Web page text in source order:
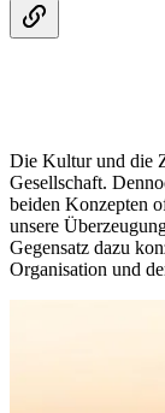
Die Kultur und die
Gesellschaft.
beiden Konzepten
unsere
Gegensatz dazu
Organisation und